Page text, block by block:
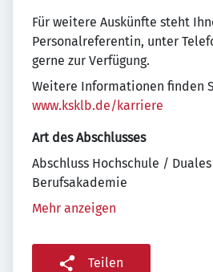
Für weitere Auskünfte steht
Personalreferentin, unter
gerne zur Verfügung.
Weitere Informationen finden
www.ksklb.de/karriere
Art des Abschlusses
Abschluss Hochschule /
Berufsakademie
Mehr anzeigen
Teilen